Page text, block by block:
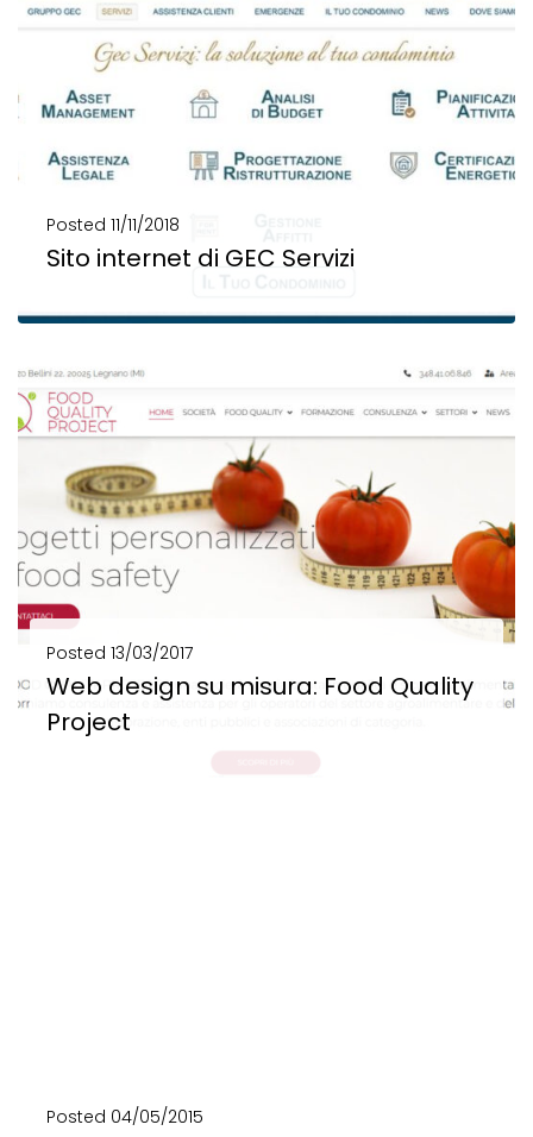
Posted 11/11/2018
Sito internet di GEC Servizi
SCOPRI DI PIÙ
Posted 13/03/2017
Web design su misura: Food Quality
Project
Posted 04/05/2015